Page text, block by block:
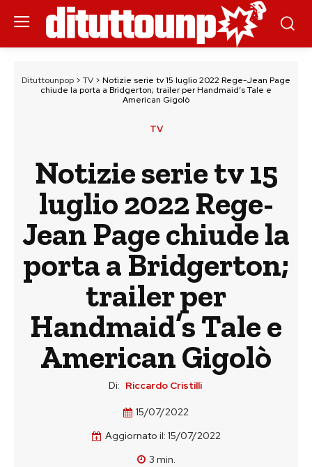
Dituttounpop > TV > Notizie serie tv 15 luglio 2022 Rege-Jean Page
chiude la porta a Bridgerton; trailer per Handmaid’s Tale e
American Gigolò
TV
Notizie serie tv 15
luglio 2022 Rege-
Jean Page chiude la
porta a Bridgerton;
trailer per
Handmaid’s Tale e
American Gigolò
Di: Riccardo Cristilli
15/07/2022
Aggiornato il: 15/07/2022
3 min.